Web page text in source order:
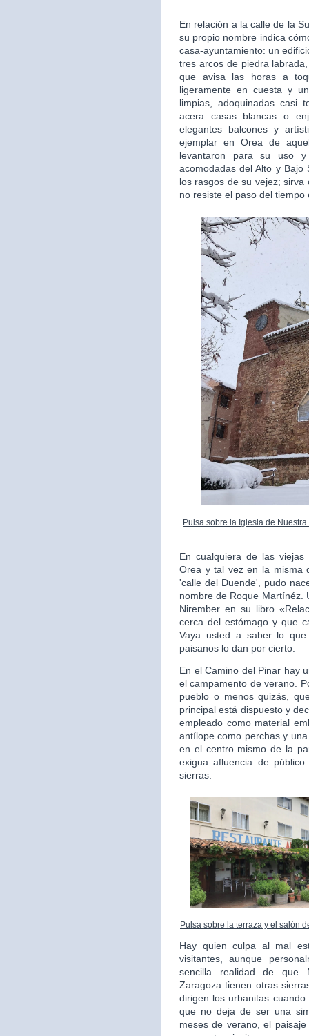
En relación a la calle de la
su propio nombre indica
casa-ayuntamiento: un
tres arcos de piedra
que avisa las horas a
ligeramente en cuesta y
limpias, adoquinadas casi
acera casas blancas o
elegantes balcones y
ejemplar en Orea de
levantaron para su uso
acomodadas del Alto y Bajo
los rasgos de su vejez;
no resiste el paso del
Pulsa sobre la Iglesia de
En cualquiera de las
Orea y tal vez en la misma
'calle del Duende', pudo
nombre de Roque Martínéz.
Nirember en su libro
cerca del estómago y que
Vaya usted a saber lo
paisanos lo dan por cierto.
En el Camino del Pinar hay
el campamento de verano.
pueblo o menos quizás,
principal está dispuesto y
empleado como material
antílope como perchas y
en el centro mismo de la
exigua afluencia de
sierras.
Pulsa sobre la terraza y el salón
Hay quien culpa al mal
visitantes, aunque
sencilla realidad de que
Zaragoza tienen otras
dirigen los urbanitas
que no deja de ser una
meses de verano, el